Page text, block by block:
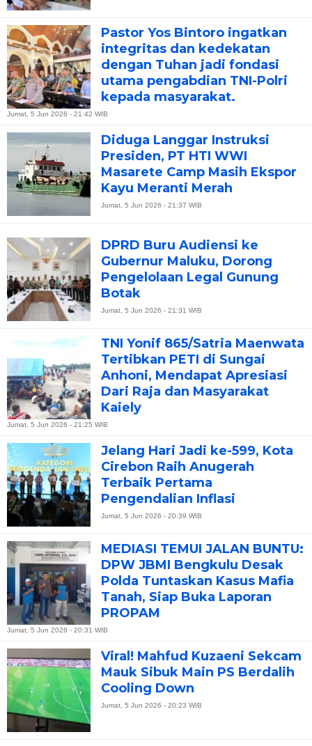
Pastor Yos Bintoro ingatkan
integritas dan kedekatan
dengan Tuhan jadi fondasi
utama pengabdian TNI-Polri
kepada masyarakat.
Jumat, 5 Jun 2026 - 21:42 WIB
Diduga Langgar Instruksi
Presiden, PT HTI WWI
Masarete Camp Masih Ekspor
Kayu Meranti Merah
Jumat, 5 Jun 2026 - 21:37 WIB
DPRD Buru Audiensi ke
Gubernur Maluku, Dorong
Pengelolaan Legal Gunung
Botak
Jumat, 5 Jun 2026 - 21:31 WIB
TNI Yonif 865/Satria Maenwata
Tertibkan PETI di Sungai
Anhoni, Mendapat Apresiasi
Dari Raja dan Masyarakat
Kaiely
Jumat, 5 Jun 2026 - 21:25 WIB
Jelang Hari Jadi ke-599, Kota
Cirebon Raih Anugerah
Terbaik Pertama
Pengendalian Inflasi
Jumat, 5 Jun 2026 - 20:39 WIB
MEDIASI TEMUI JALAN BUNTU:
DPW JBMI Bengkulu Desak
Polda Tuntaskan Kasus Mafia
Tanah, Siap Buka Laporan
PROPAM
Jumat, 5 Jun 2026 - 20:31 WIB
Viral! Mahfud Kuzaeni Sekcam
Mauk Sibuk Main PS Berdalih
Cooling Down
Jumat, 5 Jun 2026 - 20:23 WIB